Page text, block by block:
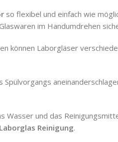
so flexibel und einfach wie
im Handumdrehen
können Laborgläser
Wasser und das
Laborglas Reinigung.